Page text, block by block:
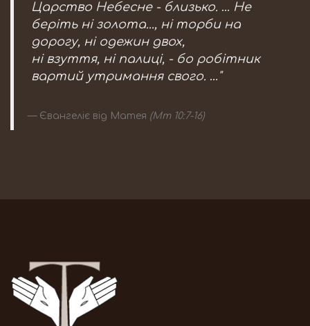
Царство Небесне - близько. … Не
беріть ні золота..., ні торби на
дорогу, ні одежин двох,
ні взуття, ні палиці, - бо робітник
вартий утримання свого. …"
Євангеліє від Матея (Мт 10:7-16)